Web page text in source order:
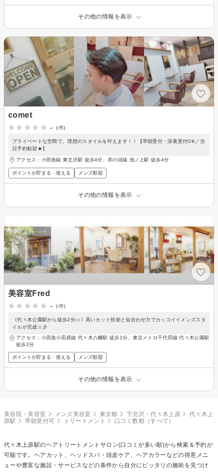
その他の情報を表示
comet
-
(-件)
プライベートな空間で、理想のスタイルを叶えます！！【早朝受付・深夜受付OK／当
日予約歓迎★】
アクセス：小田急線 東北沢駅 徒歩4分、井の頭線 池ノ上駅 徒歩4分
ポイントが貯まる・使える メンズ歓迎
その他の情報を表示
美容室Fred
-
(-件)
《代々木公園駅から徒歩2分♪♪》高いカット技術と似合わせ力でカッコイイメンズスタ
イルが完成☆彡
アクセス：小田急小田原線 代々木八幡駅 徒歩2分、東京メトロ千代田線 代々木公園駅
徒歩2分
ポイントが貯まる・使える メンズ歓迎
その他の情報を表示
美容院・美容室 メンズ美容室 東京都 下北沢・代々木上原
代々木上
原駅
早朝受付可 トリートメント 口コミ数順（すべて）
代々木上原駅のヘアトリートメント サロン(口コミが多い順)から検索＆予約が
可能です。ヘアカット、ヘッドスパ・頭皮ケア、ヘアカラーなどの得意メニ
ューや豊富な施設・サービスなどの条件から自分にピッタリの施術を見つけ